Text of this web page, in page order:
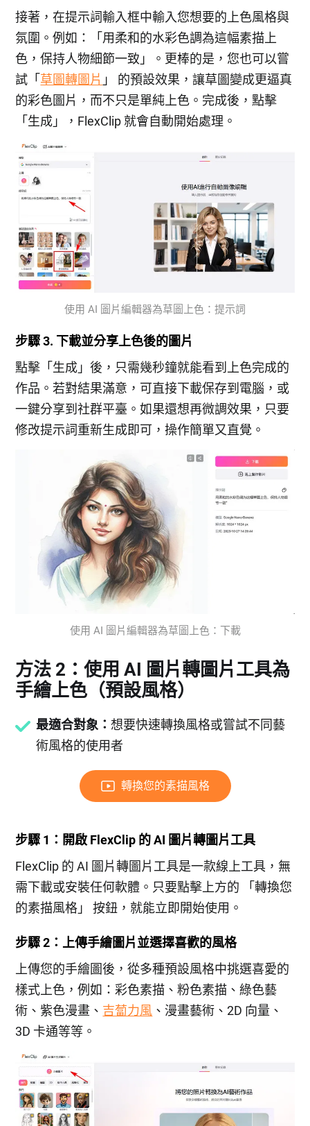
接著，在提示詞輸入框中輸入您想要的上色風格與
氛圍。例如：「用柔和的水彩色調為這幅素描上
色，保持人物細節一致」。更棒的是，您也可以嘗
試「草圖轉圖片 」 的預設效果，讓草圖變成更逼真
的彩色圖片，而不只是單純上色。完成後，點擊
「生成」，FlexClip 就會自動開始處理。
使用 AI 圖片編輯器為草圖上色：提示詞
步驟 3. 下載並分享上色後的圖片
點擊「生成」後，只需幾秒鐘就能看到上色完成的
作品。若對結果滿意，可直接下載保存到電腦，或
一鍵分享到社群平臺。如果還想再微調效果，只要
修改提示詞重新生成即可，操作簡單又直覺。
使用 AI 圖片編輯器為草圖上色：下載
方法 2：使用 AI 圖片轉圖片工具為
手繪上色（預設風格）
最適合對象：想要快速轉換風格或嘗試不同藝
術風格的使用者
轉換您的素描風格
步驟 1：開啟 FlexClip 的 AI 圖片轉圖片工具
FlexClip 的 AI 圖片轉圖片工具是一款線上工具，無
需下載或安裝任何軟體。只要點擊上方的 「轉換您
的素描風格」 按鈕，就能立即開始使用。
步驟 2：上傳手繪圖片並選擇喜歡的風格
上傳您的手繪圖後，從多種預設風格中挑選喜愛的
樣式上色，例如：彩色素描、粉色素描、綠色藝
術、紫色漫畫、 吉蔔力風 、漫畫藝術、2D 向量、
3D 卡通等等。